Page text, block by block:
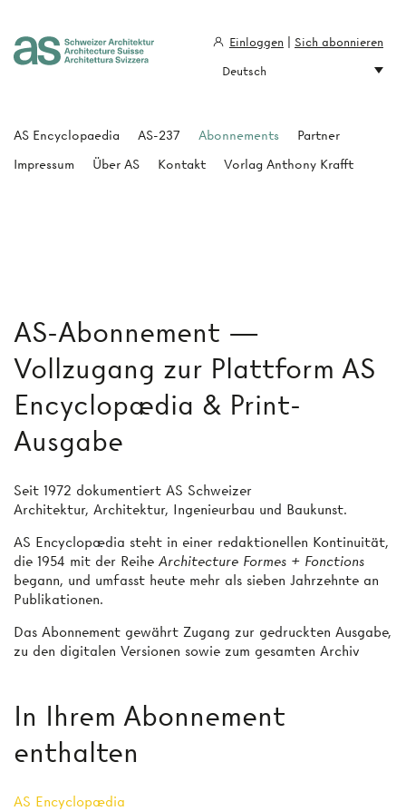
AS-Abonnement —
Vollzugang zur Plattform AS
Encyclopædia & Print-
Ausgabe
Seit 1972 dokumentiert AS Schweizer
Architektur, Architektur, Ingenieurbau und Baukunst.
AS Encyclopædia steht in einer redaktionellen Kontinuität,
die 1954 mit der Reihe Architecture Formes + Fonctions
begann, und umfasst heute mehr als sieben Jahrzehnte an
Publikationen.
Das Abonnement gewährt Zugang zur gedruckten Ausgabe,
zu den digitalen Versionen sowie zum gesamten Archiv
In Ihrem Abonnement
enthalten
AS Encyclopædia
AS Encyclopaedia AS-237 Abonnements
Partner
Impressum
Über AS Kontakt Vorlag Anthony Krafft
Einloggen
Sich abonnieren
Deutsch